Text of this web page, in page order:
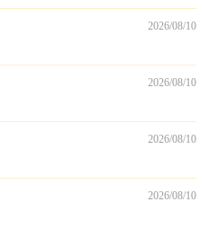
2026/08/10
2026/08/10
2026/08/10
2026/08/10